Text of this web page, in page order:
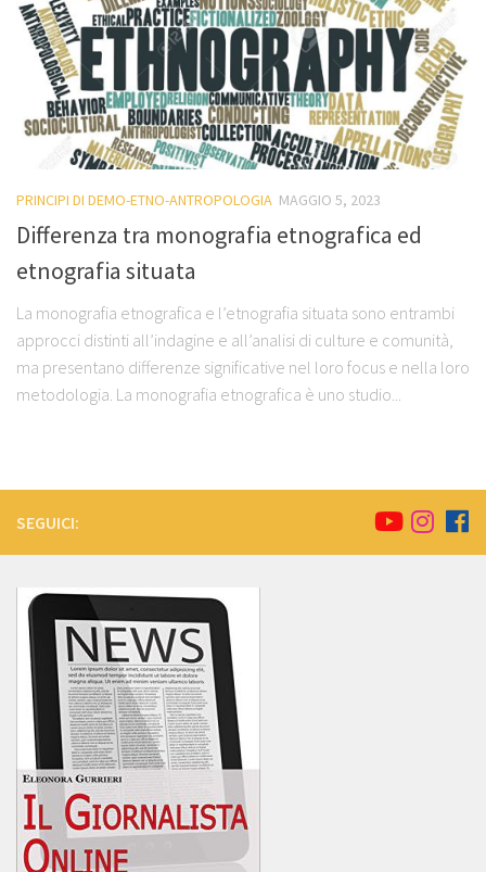
PRINCIPI DI DEMO-ETNO-ANTROPOLOGIA MAGGIO 5, 2023
Differenza tra monografia etnografica ed
etnografia situata
La monografia etnografica e l’etnografia situata sono entrambi
approcci distinti all’indagine e all’analisi di culture e comunità,
ma presentano differenze significative nel loro focus e nella loro
metodologia. La monografia etnografica è uno studio...
SEGUICI: